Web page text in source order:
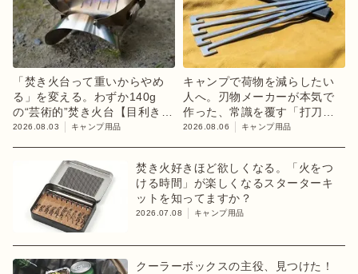
「焚き火台って重いからやめ
る」を変える。わずか140g
の“芸術的”焚き火台【目利きの
キャンプギア】
2026.08.03 キャンプ用品
キャンプで荷物を減らしたい
人へ。刃物メーカーが本気で
作った、常識を覆す「打刀」
ペグ
2026.08.06 キャンプ用品
焚き火好きほど欲しくなる。「火をつ
ける時間」が楽しくなるスターターキ
ットを知ってますか？
2026.07.08 キャンプ用品
クーラーボックスの主役、見つけた！